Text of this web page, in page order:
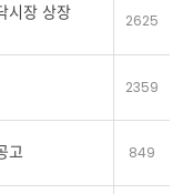
시장 상장 2625
2359
고 849